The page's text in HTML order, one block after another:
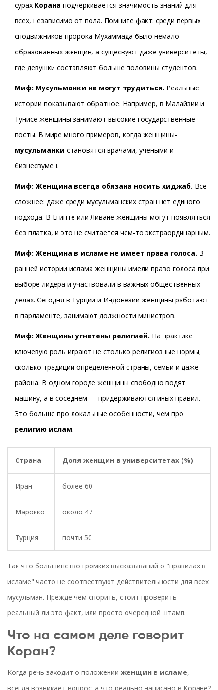
сурах Корана подчеркивается значимость знаний для
всех, независимо от пола. Помните факт: среди первых
сподвижников пророка Мухаммада было немало
образованных женщин, а сущесвуют даже университеты,
где девушки составляют больше половины студентов.
Миф: Мусульманки не могут трудиться. Реальные
истории показывают обратное. Например, в Малайзии и
Тунисе женщины занимают высокие государственные
посты. В мире много примеров, когда женщины-
мусульманки становятся врачами, учёными и
бизнесвумен.
Миф: Женщина всегда обязана носить хиджаб. Всё
сложнее: даже среди мусульманских стран нет единого
подхода. В Египте или Ливане женщины могут появляться
без платка, и это не считается чем-то экстраординарным.
Миф: Женщина в исламе не имеет права голоса. В
ранней истории ислама женщины имели право голоса при
выборе лидера и участвовали в важных общественных
делах. Сегодня в Турции и Индонезии женщины работают
в парламенте, занимают должности министров.
Миф: Женщины угнетены религией. На практике
ключевую роль играют не столько религиозные нормы,
сколько традиции определённой страны, семьи и даже
района. В одном городе женщины свободно водят
машину, а в соседнем — придерживаются иных правил.
Это больше про локальные особенности, чем про
религию ислам.
Страна Доля женщин в университетах (%)
Иран более 60
Марокко около 47
Турция почти 50
Так что большинство громких высказываний о "правилах в
исламе" часто не соотвествуют действительности для всех
мусульман. Прежде чем спорить, стоит проверить —
реальный ли это факт, или просто очередной штамп.
Что на самом деле говорит
Коран?
Когда речь заходит о положении женщин в исламе,
всегда возникает вопрос: а что реально написано в Коране?